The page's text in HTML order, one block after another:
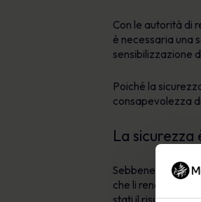
Con le autorità di
è necessaria una
sensibilizzazione
Poiché la
consapevolezza
La sicurezza
Sebbene la
che li rende un